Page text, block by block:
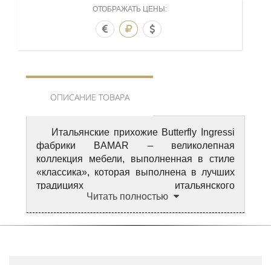
ОТОБРАЖАТЬ ЦЕНЫ:
ОПИСАНИЕ ТОВАРА
Итальянские прихожие Butterfly Ingressi
фабрики BAMAR – великолепная
коллекция мебели, выполненная в стиле
«классика», которая выполнена в лучших
традициях итальянского
ремесленничества. Мебель
изготавливается из ценных пород деревьев
дуба и ореха исключительно вручную.
Читать полностью